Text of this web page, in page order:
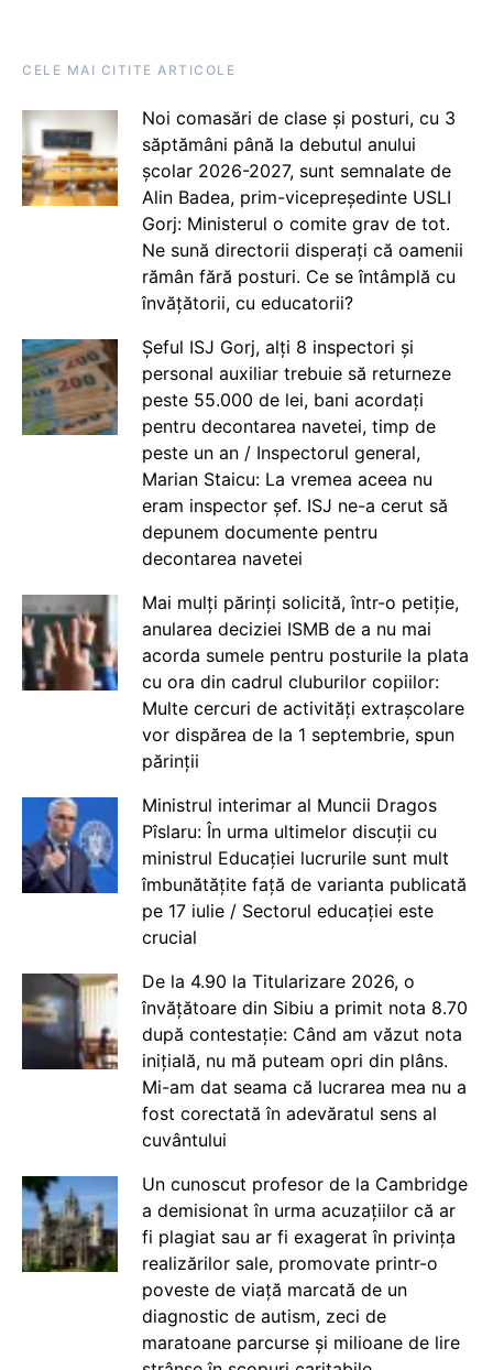
CELE MAI CITITE ARTICOLE
Noi comasări de clase și posturi, cu 3
săptămâni până la debutul anului
școlar 2026-2027, sunt semnalate de
Alin Badea, prim-vicepreședinte USLI
Gorj: Ministerul o comite grav de tot.
Ne sună directorii disperați că oamenii
rămân fără posturi. Ce se întâmplă cu
învățătorii, cu educatorii?
Șeful ISJ Gorj, alți 8 inspectori și
personal auxiliar trebuie să returneze
peste 55.000 de lei, bani acordați
pentru decontarea navetei, timp de
peste un an / Inspectorul general,
Marian Staicu: La vremea aceea nu
eram inspector șef. ISJ ne-a cerut să
depunem documente pentru
decontarea navetei
Mai mulți părinți solicită, într-o petiție,
anularea deciziei ISMB de a nu mai
acorda sumele pentru posturile la plata
cu ora din cadrul cluburilor copiilor:
Multe cercuri de activități extrașcolare
vor dispărea de la 1 septembrie, spun
părinții
Ministrul interimar al Muncii Dragos
Pîslaru: În urma ultimelor discuții cu
ministrul Educației lucrurile sunt mult
îmbunătățite față de varianta publicată
pe 17 iulie / Sectorul educației este
crucial
De la 4.90 la Titularizare 2026, o
învățătoare din Sibiu a primit nota 8.70
după contestație: Când am văzut nota
inițială, nu mă puteam opri din plâns.
Mi-am dat seama că lucrarea mea nu a
fost corectată în adevăratul sens al
cuvântului
Un cunoscut profesor de la Cambridge
a demisionat în urma acuzațiilor că ar
fi plagiat sau ar fi exagerat în privința
realizărilor sale, promovate printr-o
poveste de viață marcată de un
diagnostic de autism, zeci de
maratoane parcurse și milioane de lire